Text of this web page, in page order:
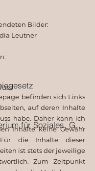
Bilder:
Leutner
befinden sich Links
auf deren Inhalte
habe. Daher kann ich
Inhalte keine Gewähr
Für die Inhalte dieser
ist stets der jeweilige
Zum Zeitpunkt
Bundesministerium für Soziales, Gesundheit, Pflege und Konsumentenschutz